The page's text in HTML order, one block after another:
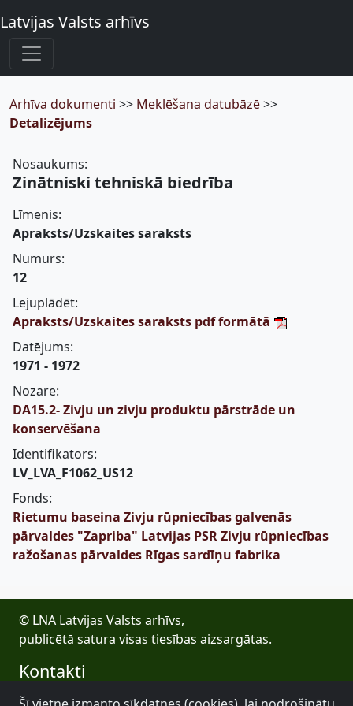
Latvijas Valsts arhīvs
Arhīva dokumenti >> Meklēšana datubāzē>>
Detalizējums
Nosaukums:
Zinātniski tehniskā biedrība
Līmenis:
Apraksts/Uzskaites saraksts
Numurs:
12
Lejuplādēt:
Apraksts/Uzskaites saraksts pdf formātā
Datējums:
1971 - 1972
Nozare:
DA15.2- Zivju un zivju produktu pārstrāde un
konservēšana
Identifikators:
LV_LVA_F1062_US12
Fonds:
Rietumu baseina Zivju rūpniecības galvenās
pārvaldes "Zapriba" Latvijas PSR Zivju rūpniecības
ražošanas pārvaldes Rīgas sardīņu fabrika
© LNA Latvijas Valsts arhīvs,
publicētā satura visas tiesības aizsargātas.
Kontakti
E-pasts: lva@arhivi.gov.lv